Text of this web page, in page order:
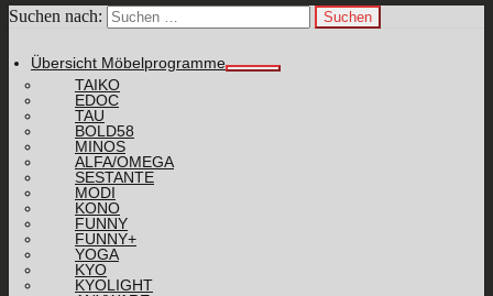
Suchen nach:
Übersicht Möbelprogramme
TAIKO
EDOC
TAU
BOLD58
MINOS
ALFA/OMEGA
SESTANTE
MODI
KONO
FUNNY
FUNNY+
YOGA
KYO
KYOLIGHT